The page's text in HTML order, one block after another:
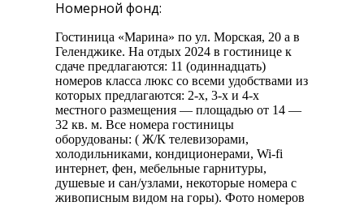
Номерной фонд:
Гостиница «Марина» по ул. Морская, 20 а в
Геленджике. На отдых 2024 в гостинице к
сдаче предлагаются: 11 (одиннадцать)
номеров класса люкс со всеми удобствами из
которых предлагаются: 2-х, 3-х и 4-х
местного размещения — площадью от 14 —
32 кв. м. Все номера гостиницы
оборудованы: ( Ж/К телевизорами,
холодильниками, кондиционерами, Wi-fi
интернет, фен, мебельные гарнитуры,
душевые и сан/узлами, некоторые номера с
живописным видом на горы). Фото номеров